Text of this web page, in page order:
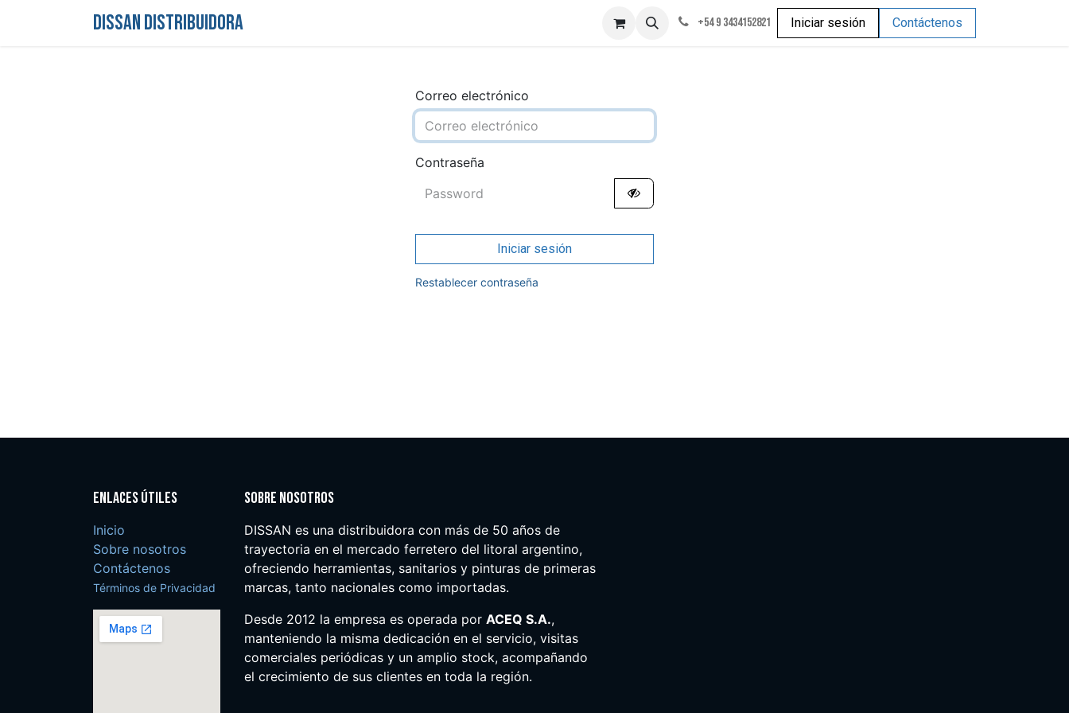
DISSAN DISTRIBUIDORA +54 9 3434152821 Iniciar sesión Contáctenos
Correo electrónico
Contraseña
Iniciar sesión
Restablecer contraseña
Enlaces útiles
Inicio
Sobre nosotros
Contáctenos
Términos de Privacidad
Sobre nosotros
DISSAN es una distribuidora con más de 50 años de
trayectoria en el mercado ferretero del litoral argentino,
ofreciendo herramientas, sanitarios y pinturas de primeras
marcas, tanto nacionales como importadas.
Desde 2012 la empresa es operada por ACEQ S.A.,
manteniendo la misma dedicación en el servicio, visitas
comerciales periódicas y un amplio stock, acompañando
el crecimiento de sus clientes en toda la región.